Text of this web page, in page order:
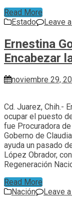
Read More
Estado
Leave
Ernestina
Encabezar
noviembre 29,
Cd. Juarez, Chih.-
ocupar el puesto
fue Procuradora
Goberno de
ayuda un pasado
López Obrador,
Regeneración
Read More
Nación
Leave